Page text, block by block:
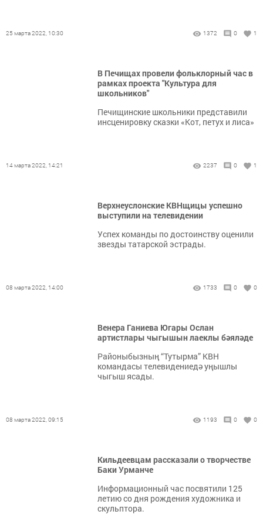
25 марта 2022, 10:30 1372 0 1
В Печищах провели фольклорный час в
рамках проекта "Культура для
школьников"
Печищинские школьники представили
инсценировку сказки «Кот, петух и лиса»
14 марта 2022, 14:21 2237 0 1
Верхнеуслонские КВНщицы успешно
выступили на телевидении
Успех команды по достоинству оценили
звезды татарской эстрады.
08 марта 2022, 14:00 1733 0 0
Венера Ганиева Югары Ослан
артистлары чыгышын лаеклы бәяләде
Районыбызның “Тутырма” КВН
командасы телевидениедә уңышлы
чыгыш ясады.
08 марта 2022, 09:15 1193 0 0
Кильдеевцам рассказали о творчестве
Баки Урманче
Информационный час посвятили 125
летию со дня рождения художника и
скульптора.